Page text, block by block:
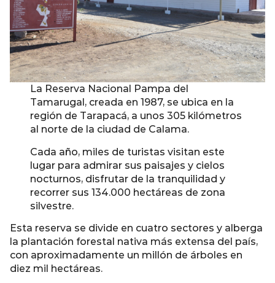
La Reserva Nacional Pampa del
Tamarugal, creada en 1987, se ubica en la
región de Tarapacá, a unos 305 kilómetros
al norte de la ciudad de Calama.
Cada año, miles de turistas visitan este
lugar para admirar sus paisajes y cielos
nocturnos, disfrutar de la tranquilidad y
recorrer sus 134.000 hectáreas de zona
silvestre.
Esta reserva se divide en cuatro sectores y alberga
la plantación forestal nativa más extensa del país,
con aproximadamente un millón de árboles en
diez mil hectáreas.